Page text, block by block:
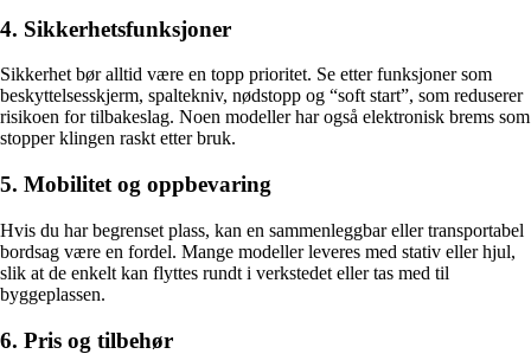
4. Sikkerhetsfunksjoner
Sikkerhet bør alltid være en topp prioritet. Se etter funksjoner som
beskyttelsesskjerm, spaltekniv, nødstopp og “soft start”, som reduserer
risikoen for tilbakeslag. Noen modeller har også elektronisk brems som
stopper klingen raskt etter bruk.
5. Mobilitet og oppbevaring
Hvis du har begrenset plass, kan en sammenleggbar eller transportabel
bordsag være en fordel. Mange modeller leveres med stativ eller hjul,
slik at de enkelt kan flyttes rundt i verkstedet eller tas med til
byggeplassen.
6. Pris og tilbehør